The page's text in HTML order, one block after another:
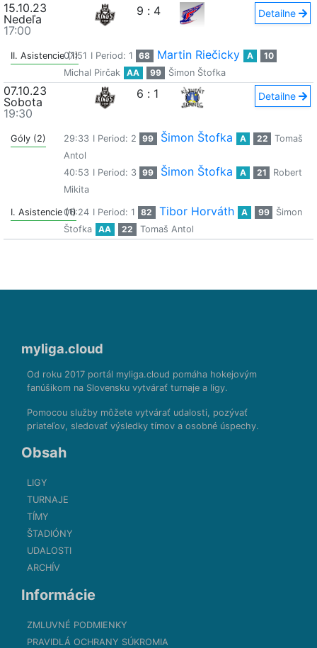
15.10.23
Nedeľa
17:00
9 : 4 Detailne
II. Asistencie (1)
07:51 I Period: 1 68 Martin Riečicky A
10
Michal Pirčak
AA 99 Šimon Štofka
07.10.23
Sobota
19:30
6 : 1 Detailne
Góly (2) 29:33 I Period: 2 99 Šimon Štofka A 22
Tomaš
Antol
40:53 I Period: 3 99 Šimon Štofka A 21
Robert
Mikita
I. Asistencie (1)06:24 I Period: 1 82 Tibor Horváth A 99
Šimon
Štofka
AA 22 Tomaš Antol
myliga.cloud
Od roku 2017 portál myliga.cloud pomáha hokejovým
fanúšikom na Slovensku vytvárať turnaje a ligy.
Pomocou služby môžete vytvárať udalosti, pozývať
priateľov, sledovať výsledky tímov a osobné úspechy.
Obsah
LIGY
TURNAJE
TÍMY
ŠTADIÓNY
UDALOSTI
ARCHÍV
Informácie
ZMLUVNÉ PODMIENKY
PRAVIDLÁ OCHRANY SÚKROMIA